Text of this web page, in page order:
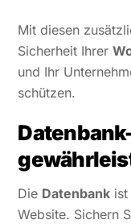
Mit diesen
Sicherheit Ihrer
und Ihr
schützen.
Die Datenbank
Website. Sichern